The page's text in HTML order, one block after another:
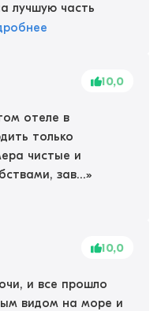
лучшую часть
10,0
отеле в
только
чистые и
зав...»
10,0
и все прошло
видом на море и